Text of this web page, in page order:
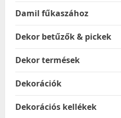
Damil fűkaszához
Dekor betűzők & pickek
Dekor termések
Dekorációk
Dekorációs kellékek